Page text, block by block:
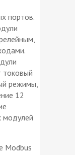
портов.
режимы,
12
модулей
Modbus